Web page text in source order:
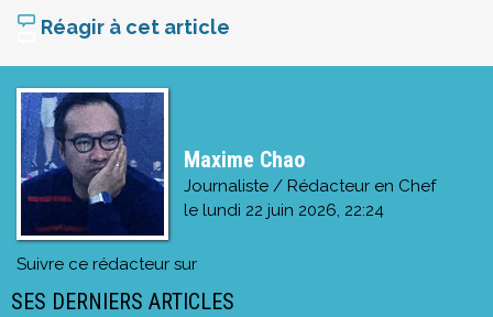
Réagir à cet article
Maxime Chao
Journaliste / Rédacteur en Chef
le lundi 22 juin 2026, 22:24
Suivre ce rédacteur sur
SES DERNIERS ARTICLES